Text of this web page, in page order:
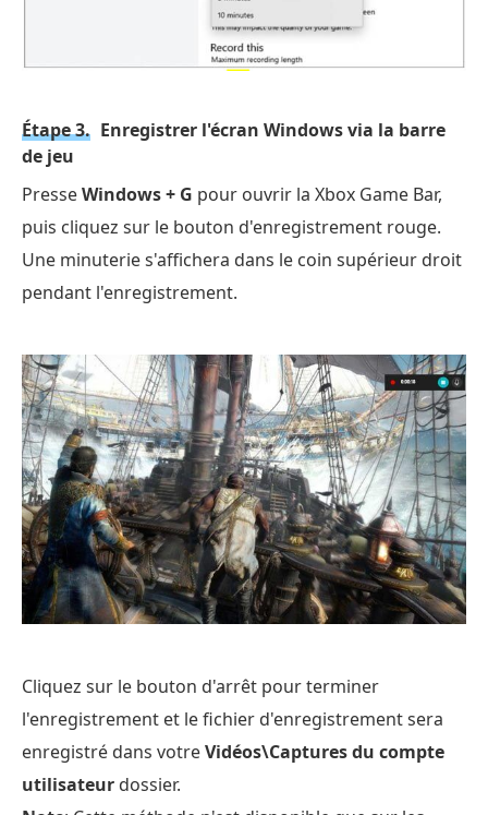
Étape 3. Enregistrer l'écran Windows via la barre
de jeu
PresseWindows + G pour ouvrir la Xbox Game Bar,
puis cliquez sur le bouton d'enregistrement rouge.
Une minuterie s'affichera dans le coin supérieur droit
pendant l'enregistrement.
Cliquez sur le bouton d'arrêt pour terminer
l'enregistrement et le fichier d'enregistrement sera
enregistré dans votreVidéos\Captures du compte
utilisateur dossier.